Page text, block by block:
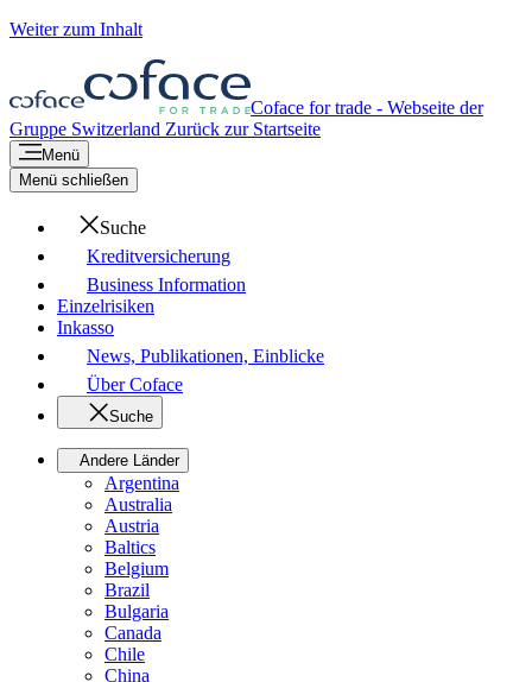
Weiter zum Inhalt
Coface for trade - Webseite der
Gruppe Switzerland Zurück zur Startseite
Menü
Menü schließen
Suche
Kreditversicherung
Business Information
Einzelrisiken
Inkasso
News, Publikationen, Einblicke
Über Coface
Suche
Andere Länder
Argentina
Australia
Austria
Baltics
Belgium
Brazil
Bulgaria
Canada
Chile
China